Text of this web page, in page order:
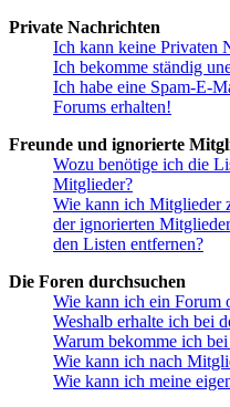
Private Nachrichten
Ich kann keine Privaten
Ich bekomme ständig
Ich habe eine Spam-E-
Forums erhalten!
Freunde und ignorierte
Wozu benötige ich die
Mitglieder?
Wie kann ich Mitglieder
der ignorierten
den Listen entfernen?
Die Foren durchsuchen
Wie kann ich ein Forum
Weshalb erhalte ich bei
Warum bekomme ich
Wie kann ich nach
Wie kann ich meine